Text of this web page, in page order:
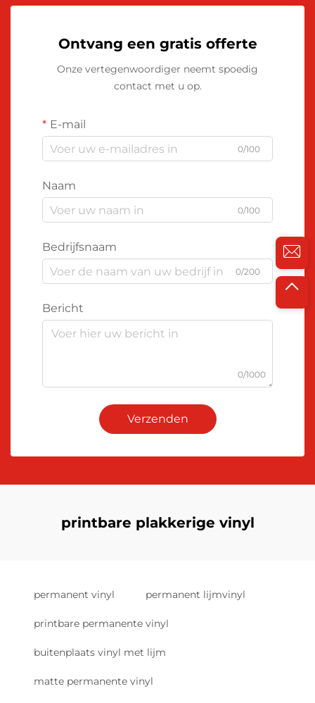
Ontvang een gratis offerte
Onze vertegenwoordiger neemt spoedig
contact met u op.
E-mail
0/100
Naam
0/100
Bedrijfsnaam
0/200
Bericht
0/1000
Verzenden
printbare plakkerige vinyl
permanent vinyl permanent lijmvinyl
printbare permanente vinyl
buitenplaats vinyl met lijm
matte permanente vinyl